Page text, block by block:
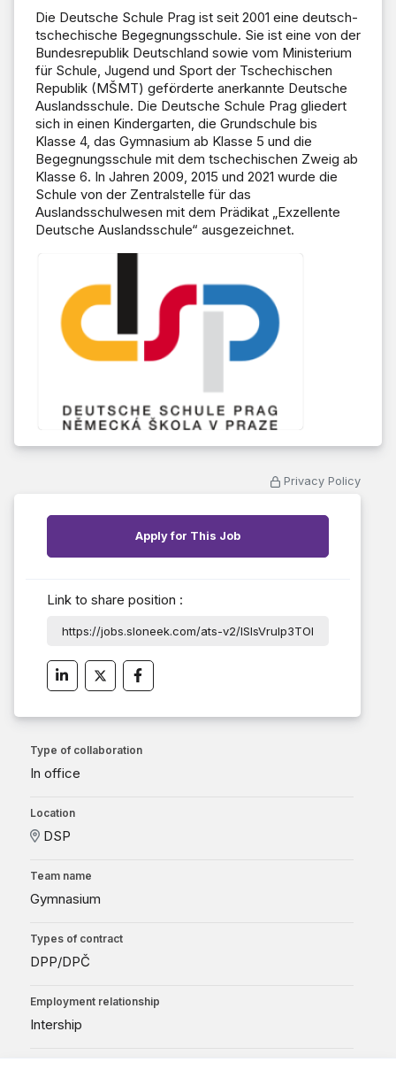
Die Deutsche Schule Prag ist seit 2001 eine deutsch-
tschechische Begegnungsschule. Sie ist eine von der
Bundesrepublik Deutschland sowie vom Ministerium
für Schule, Jugend und Sport der Tschechischen
Republik (MŠMT) geförderte anerkannte Deutsche
Auslandsschule. Die Deutsche Schule Prag gliedert
sich in einen Kindergarten, die Grundschule bis
Klasse 4, das Gymnasium ab Klasse 5 und die
Begegnungsschule mit dem tschechischen Zweig ab
Klasse 6. In Jahren 2009, 2015 und 2021 wurde die
Schule von der Zentralstelle für das
Auslandsschulwesen mit dem Prädikat „Exzellente
Deutsche Auslandsschule“ ausgezeichnet.
Privacy Policy
Apply for This Job
Link to share position :
Type of collaboration
In office
Location
DSP
Team name
Gymnasium
Types of contract
DPP/DPČ
Employment relationship
Intership